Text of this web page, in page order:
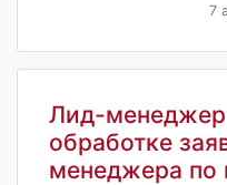
7
Лид-
обработке
менеджера по